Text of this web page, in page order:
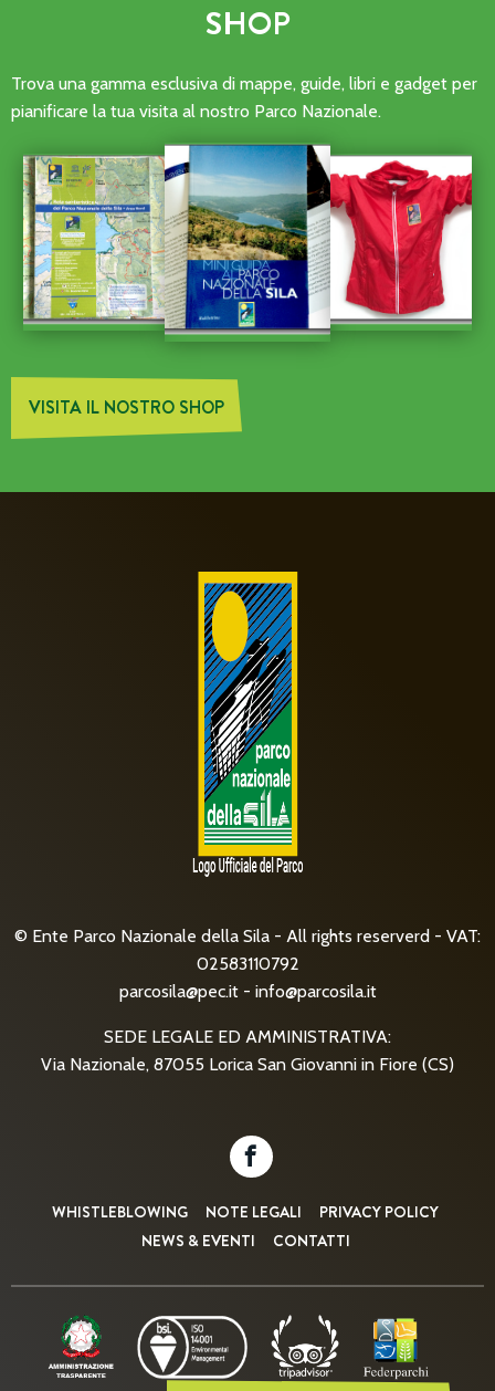
SHOP
Trova una gamma esclusiva di mappe, guide, libri e gadget per
pianificare la tua visita al nostro Parco Nazionale.
VISITA IL NOSTRO SHOP
© Ente Parco Nazionale della Sila - All rights reserverd - VAT:
02583110792
parcosila@pec.it- info@parcosila.it
SEDE LEGALE ED AMMINISTRATIVA:
Via Nazionale, 87055 Lorica San Giovanni in Fiore (CS)
WHISTLEBLOWING NOTE LEGALI
PRIVACY POLICY
NEWS & EVENTI
CONTATTI